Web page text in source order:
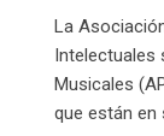
La
Intelectuales
Musicales
que están en